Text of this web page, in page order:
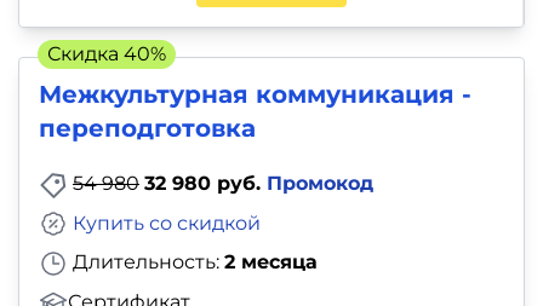
Межкультурная коммуникация -
переподготовка
54 980 32 980 руб. Промокод
Длительность: 2 месяца
Купить со скидкой
Скидка 40%